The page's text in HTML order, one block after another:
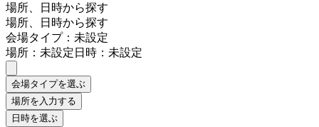
場所、日時から探す
場所、日時から探す
会場タイプ：未設定
場所：未設定日時：未設定
会場タイプを選ぶ
場所を入力する
日時を選ぶ